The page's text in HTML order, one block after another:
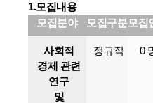
1.모집내용
모집분야
모집구분모집
사회적
경제 관련
연구
및
정규직 0